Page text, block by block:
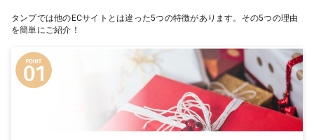
タンプでは他のECサイトとは違った5つの特徴があります。その5つの理由
を簡単にご紹介！